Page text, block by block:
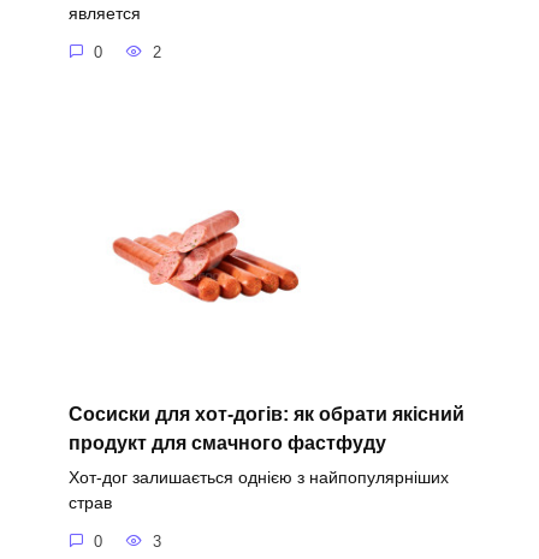
является
0 2
Сосиски для хот-догів: як обрати якісний
продукт для смачного фастфуду
Хот-дог залишається однією з найпопулярніших
страв
0 3